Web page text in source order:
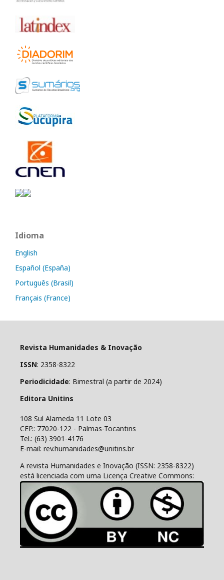
Idioma
English
Español (España)
Português (Brasil)
Français (France)
Revista Humanidades & Inovação
ISSN: 2358-8322
Periodicidade: Bimestral (a partir de 2024)
Editora Unitins
108 Sul Alameda 11 Lote 03
CEP.: 77020-122 - Palmas-Tocantins
Tel.: (63) 3901-4176
E-mail: rev.humanidades@unitins.br
A revista Humanidades e Inovação (ISSN: 2358-8322)
está licenciada com uma Licença Creative Commons: